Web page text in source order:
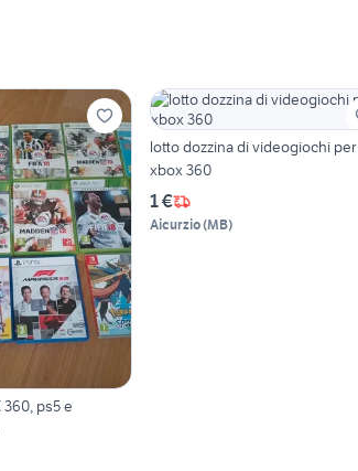
ps5 e
lotto dozzina di videogiochi per
xbox 360
1 €
Aicurzio(MB)